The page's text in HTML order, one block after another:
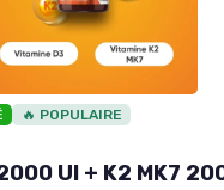
🔥 POPULAIRE
UI + K2 MK7